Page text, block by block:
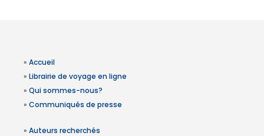
» Accueil
» Librairie de voyage en ligne
» Qui sommes-nous?
» Communiqués de presse
» Auteurs recherchés